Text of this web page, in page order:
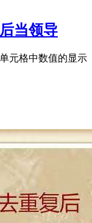
当领导
元格中数值的显示